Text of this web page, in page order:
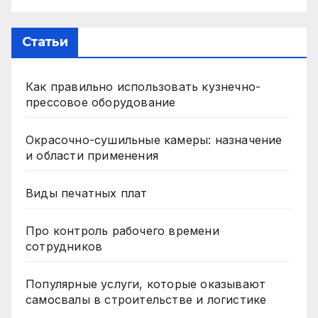
Статьи
Как правильно использовать кузнечно-
прессовое оборудование
Окрасочно-сушильные камеры: назначение
и области применения
Виды печатных плат
Про контроль рабочего времени
сотрудников
Популярные услуги, которые оказывают
самосвалы в строительстве и логистике